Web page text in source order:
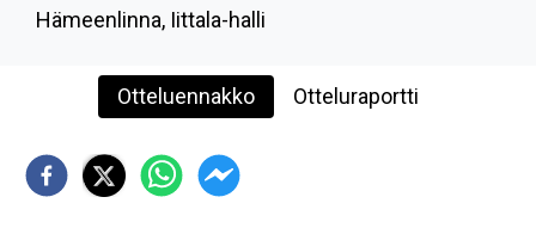
Hämeenlinna, Iittala-halli
Otteluennakko Otteluraportti